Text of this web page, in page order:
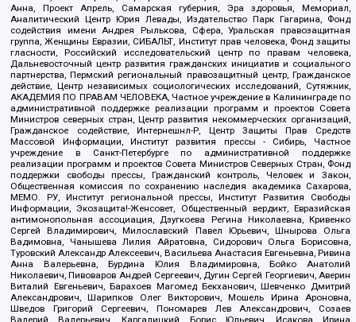
Анна, Проект Апрель, Самарская губерния, Эра здоровья, Мемориал,
Аналитический Центр Юрия Левады, Издательство Парк Гагарина, Фонд
содействия имени Андрея Рылькова, Сфера, Уральская правозащитная
группа, Женщины Евразии, СИБАЛЬТ, Институт прав человека, Фонд защиты
гласности, Российский исследовательский центр по правам человека,
Дальневосточный центр развития гражданских инициатив и социального
партнерства, Пермский региональный правозащитный центр, Гражданское
действие, Центр независимых социологических исследований, Сутяжник,
АКАДЕМИЯ ПО ПРАВАМ ЧЕЛОВЕКА, Частное учреждение в Калининграде по
административной поддержке реализации программ и проектов Совета
Министров северных стран, Центр развития некоммерческих организаций,
Гражданское содействие, Интернешнл-Р, Центр Защиты Прав Средств
Массовой Информации, Институт развития прессы - Сибирь, Частное
учреждение в Санкт-Петербурге по административной поддержке
реализации программ и проектов Совета Министров Северных Стран, Фонд
поддержки свободы прессы, Гражданский контроль, Человек и Закон,
Общественная комиссия по сохранению наследия академика Сахарова,
МЕМО. РУ, Институт региональной прессы, Институт Развития Свободы
Информации, Экозащита!-Женсовет, Общественный вердикт, Евразийская
антимонопольная ассоциация, Дзугкоева Регина Николаевна, Кривенко
Сергей Владимирович, Милославский Павел Юрьевич, Шнырова Ольга
Вадимовна, Чанышева Лилия Айратовна, Сидорович Ольга Борисовна,
Туровский Александр Алексеевич, Васильева Анастасия Евгеньевна, Ривина
Анна Валерьевна, Бурдина Юлия Владимировна, Бойко Анатолий
Николаевич, Пивоваров Андрей Сергеевич, Дугин Сергей Георгиевич, Аверин
Виталий Евгеньевич, Барахоев Магомед Бекханович, Шевченко Дмитрий
Александрович, Шарипков Олег Викторович, Мошель Ирина Ароновна,
Шведов Григорий Сергеевич, Пономарев Лев Александрович, Созаев